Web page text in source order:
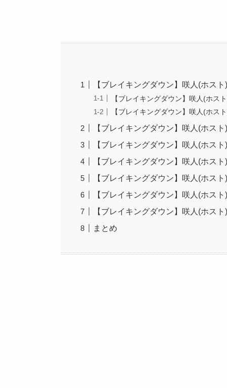
【ブレイキングダウン】咲人(ホス
【ブレイキングダウン】咲人(ホス
【ブレイキングダウン】咲人(ホス
【ブレイキングダウン】咲人(ホス
【ブレイキングダウン】咲人(ホスト
【ブレイキングダウン】咲人(ホスト
【ブレイキングダウン】咲人(ホス
【ブレイキングダウン】咲人(ホスト
【ブレイキングダウン】咲人(ホス
まとめ